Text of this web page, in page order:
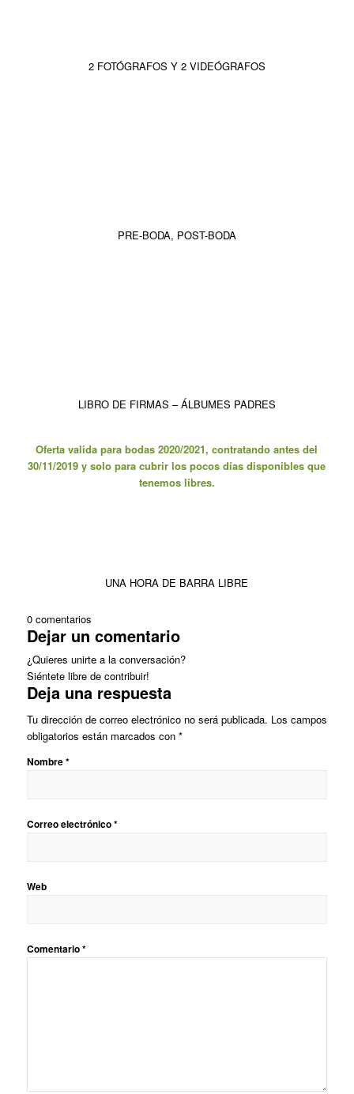
2 FOTÓGRAFOS Y 2 VIDEÓGRAFOS
PRE-BODA, POST-BODA
LIBRO DE FIRMAS – ÁLBUMES PADRES
Oferta valida para bodas 2020/2021, contratando antes del
30/11/2019 y solo para cubrir los pocos días disponibles que
tenemos libres.
UNA HORA DE BARRA LIBRE
0 comentarios
Dejar un comentario
¿Quieres unirte a la conversación?
Siéntete libre de contribuir!
Deja una respuesta
Tu dirección de correo electrónico no será publicada. Los campos
obligatorios están marcados con *
Nombre*
Correo electrónico*
Web
Comentario*